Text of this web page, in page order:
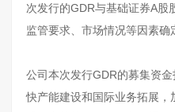
次发行的GDR与基础证券A股
监管要求、市场情况等因素确
公司本次发行GDR的募集资
快产能建设和国际业务拓展